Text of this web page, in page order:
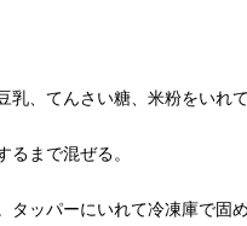
乳、てんさい糖、米粉をいれて
るまで混ぜる。
タッパーにいれて冷凍庫で固